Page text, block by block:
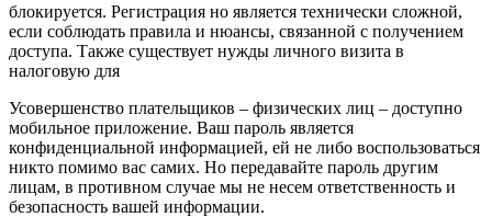
блокируется. Регистрация но является технически сложной,
если соблюдать правила и нюансы, связанной с получением
доступа. Также существует нужды личного визита в
налоговую для
Усовершенство плательщиков – физических лиц – доступно
мобильное приложение. Ваш пароль является
конфиденциальной информацией, ей не либо воспользоваться
никто помимо вас самих. Но передавайте пароль другим
лицам, в противном случае мы не несем ответственность и
безопасность вашей информации.